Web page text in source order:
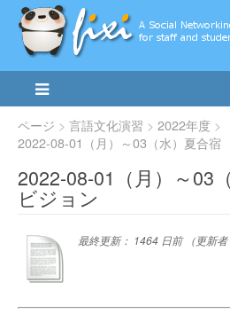
ページ 言語文化演習
2022年度
2022-08-01（月）～03（水）夏合宿
2022-08-01（月）～03
ビジョン
最終更新： 1464 日前（更新者